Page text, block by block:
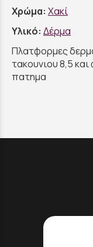
Χρώμα: Χακί
Υλικό: Δέρμα
Πλατφορμες
τακουνιου 8,5
πατημα